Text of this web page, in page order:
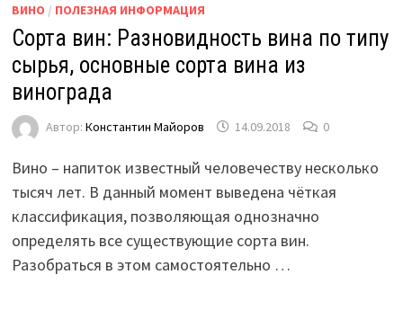
ВИНО / ПОЛЕЗНАЯ ИНФОРМАЦИЯ
Сорта вин: Разновидность вина по типу
сырья, основные сорта вина из
винограда
Автор: Константин Майоров 14.09.2018 0
Вино – напиток известный человечеству несколько
тысяч лет. В данный момент выведена чёткая
классификация, позволяющая однозначно
определять все существующие сорта вин.
Разобраться в этом самостоятельно …